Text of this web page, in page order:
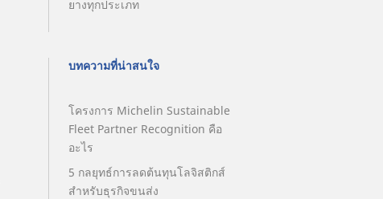
ยางทุกประเภท
บทความที่น่าสนใจ
โครงการ Michelin Sustainable
Fleet Partner Recognition คือ
อะไร
5 กลยุทธ์การลดต้นทุนโลจิสติกส์
สำหรับธุรกิจขนส่ง